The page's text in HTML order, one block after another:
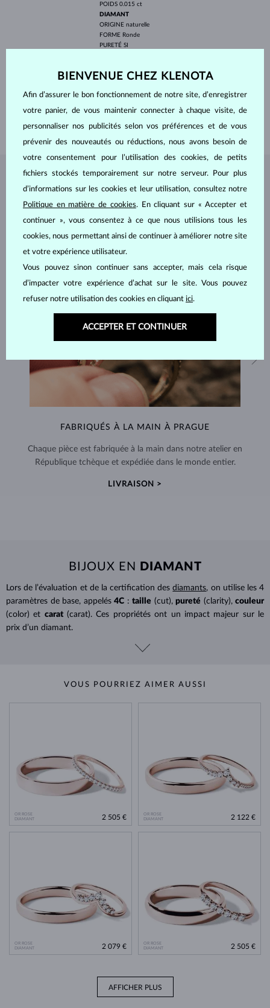
POIDS 0.015 ct
DIAMANT
ORIGINE naturelle
FORME Ronde
PURETÉ SI
POIDS0.016 ct
LARGEUR FEMME 2.40 mm
LARGEUR HOMMES 4.00 mm
POIDS 6.30 g
BIJOUX DE
FABRIQUÉS À LA MAIN À PRAGUE
Chaque pièce est fabriquée à la main dans notre atelier en
République tchèque et expédiée dans le monde entier.
LIVRAISON >
BIJOUX EN DIAMANT
Lors de l’évaluation et de la certification desdiamants, on utilise les 4
paramètres de base, appelés 4C : taille (cut), pureté (clarity), couleur
(color) et carat (carat). Ces propriétés ont un impact majeur sur le
prix d’un diamant.
VOUS POURRIEZ AIMER AUSSI
OR ROSE
DIAMANT
2 505 €
OR ROSE
DIAMANT
2 122 €
OR ROSE
DIAMANT
2 079 €
OR ROSE
DIAMANT
2 505 €
AFFICHER PLUS
BIENVENUE CHEZ KLENOTA
Afin d’assurer le bon fonctionnement de notre site, d’enregistrer
votre panier, de vous maintenir connecter à chaque visite, de
personnaliser nos publicités selon vos préférences et de vous
prévenir des nouveautés ou réductions, nous avons besoin de
votre consentement pour l’utilisation des cookies, de petits
fichiers stockés temporairement sur notre serveur. Pour plus
d’informations sur les cookies et leur utilisation, consultez notre
Politique en matière de cookies. En cliquant sur « Accepter et
continuer », vous consentez à ce que nous utilisions tous les
cookies, nous permettant ainsi de continuer à améliorer notre site
et votre expérience utilisateur.
Vous pouvez sinon continuer sans accepter, mais cela risque
d’impacter votre expérience d’achat sur le site. Vous pouvez
refuser notre utilisation des cookies en cliquant ici.
ACCEPTER ET CONTINUER